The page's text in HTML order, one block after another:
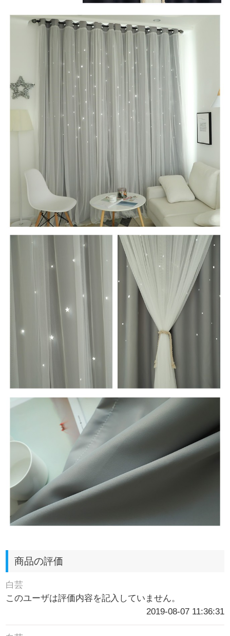
商品の評価
白芸
このユーザは評価内容を記入していません。
2019-08-07 11:36:31